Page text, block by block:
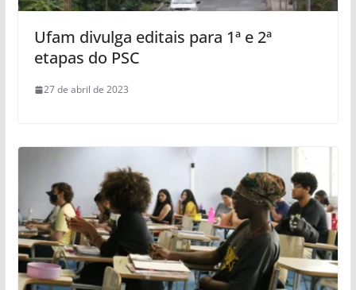
Ufam divulga editais para 1ª e 2ª
etapas do PSC
27 de abril de 2023